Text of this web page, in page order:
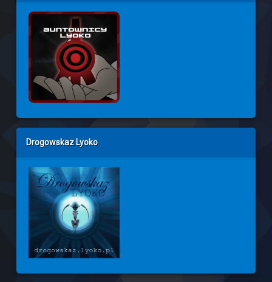
Drogowskaz Lyoko